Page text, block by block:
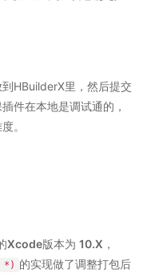
HBuilderX里，然后提交
件在本地是调试通的，
。
Xcode版本为 10.X ，
*) 的实现做了调整打包后